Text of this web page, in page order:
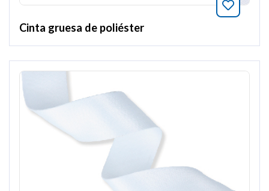
Cinta gruesa de poliéster